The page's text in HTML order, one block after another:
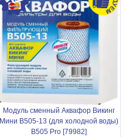
Модуль сменный Аквафор Викинг
Мини В505-13 (для холодной воды)
B505 Pro [79982]